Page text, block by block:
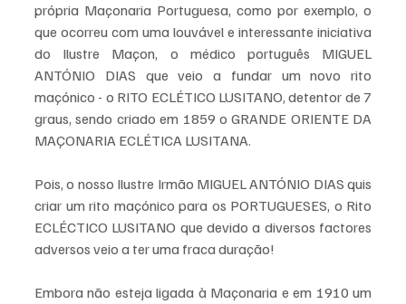
própria Maçonaria Portuguesa, como por exemplo, o
que ocorreu com uma louvável e interessante iniciativa
do Ilustre Maçon, o médico português MIGUEL
ANTÓNIO DIAS que veio a fundar um novo rito
maçónico - o RITO ECLÉTICO LUSITANO, detentor de 7
graus, sendo criado em 1859 o GRANDE ORIENTE DA
MAÇONARIA ECLÉTICA LUSITANA.
Pois, o nosso Ilustre Irmão MIGUEL ANTÓNIO DIAS quis
criar um rito maçónico para os PORTUGUESES, o Rito
ECLÉCTICO LUSITANO que devido a diversos factores
adversos veio a ter uma fraca duração!
Embora não esteja ligada à Maçonaria e em 1910 um